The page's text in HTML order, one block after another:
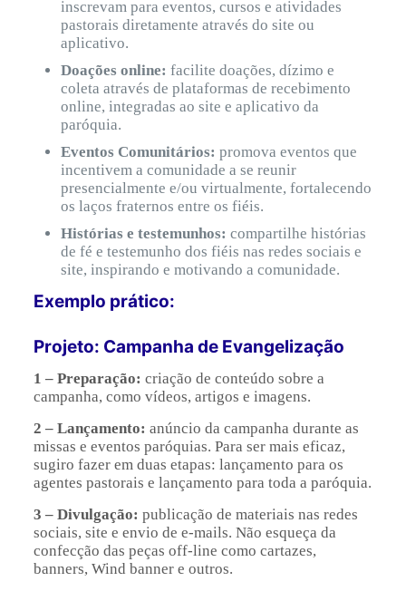
inscrevam para eventos, cursos e atividades
pastorais diretamente através do site ou
aplicativo.
Doações online: facilite doações, dízimo e
coleta através de plataformas de recebimento
online, integradas ao site e aplicativo da
paróquia.
Eventos Comunitários: promova eventos que
incentivem a comunidade a se reunir
presencialmente e/ou virtualmente, fortalecendo
os laços fraternos entre os fiéis.
Histórias e testemunhos: compartilhe histórias
de fé e testemunho dos fiéis nas redes sociais e
site, inspirando e motivando a comunidade.
Exemplo prático:
Projeto: Campanha de Evangelização
1 – Preparação: criação de conteúdo sobre a
campanha, como vídeos, artigos e imagens.
2 – Lançamento: anúncio da campanha durante as
missas e eventos paróquias. Para ser mais eficaz,
sugiro fazer em duas etapas: lançamento para os
agentes pastorais e lançamento para toda a paróquia.
3 – Divulgação: publicação de materiais nas redes
sociais, site e envio de e-mails. Não esqueça da
confecção das peças off-line como cartazes,
banners, Wind banner e outros.